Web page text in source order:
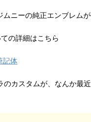
ニーの純正エンブレム
の詳細はこちら
記体
カスタムが、なんか最